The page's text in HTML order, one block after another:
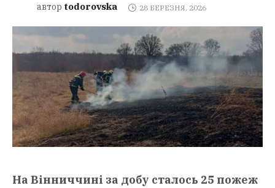
автор todorovska 28 БЕРЕЗНЯ, 2026
На Вінниччині за добу сталось 25 пожеж